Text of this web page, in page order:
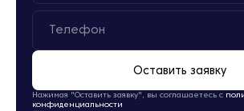
Оставить заявку
Нажимая "Оставить заявку", вы соглашаетесь с
конфиденциальности